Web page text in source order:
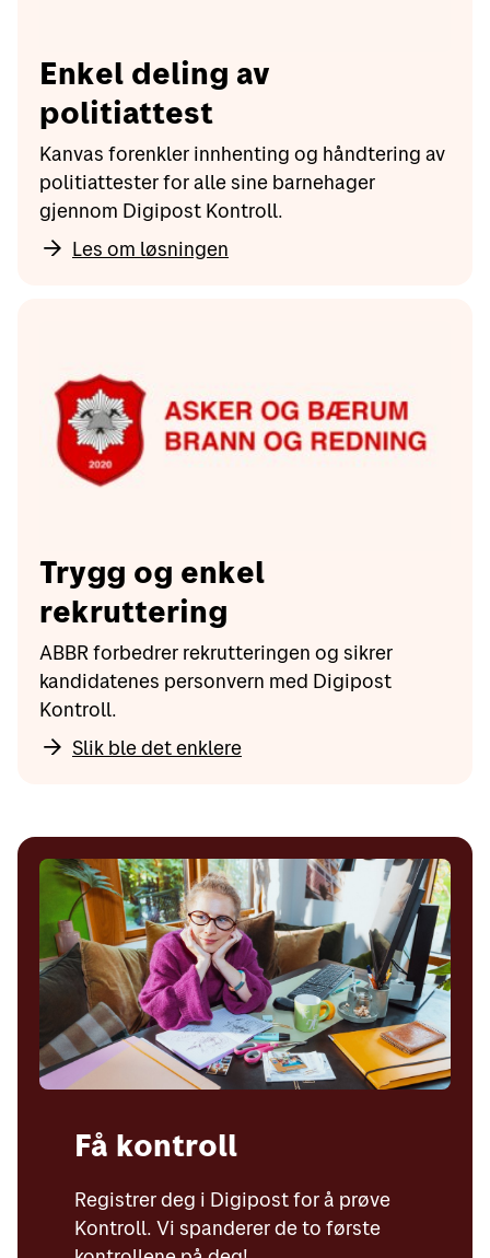
Enkel deling av
politiattest
Kanvas forenkler innhenting og håndtering av
politiattester for alle sine barnehager
gjennom Digipost Kontroll.
Les om løsningen
Trygg og enkel
rekruttering
ABBR forbedrer rekrutteringen og sikrer
kandidatenes personvern med Digipost
Kontroll.
Slik ble det enklere
Få kontroll
Registrer deg i Digipost for å prøve
Kontroll. Vi spanderer de to første